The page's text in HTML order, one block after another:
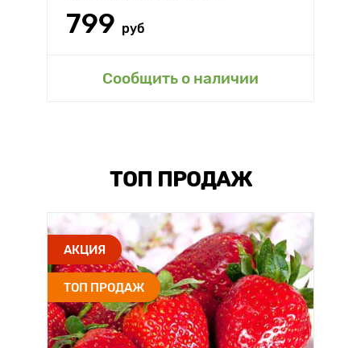
799 руб
Сообщить о наличии
ТОП ПРОДАЖ
АКЦИЯ
ТОП ПРОДАЖ